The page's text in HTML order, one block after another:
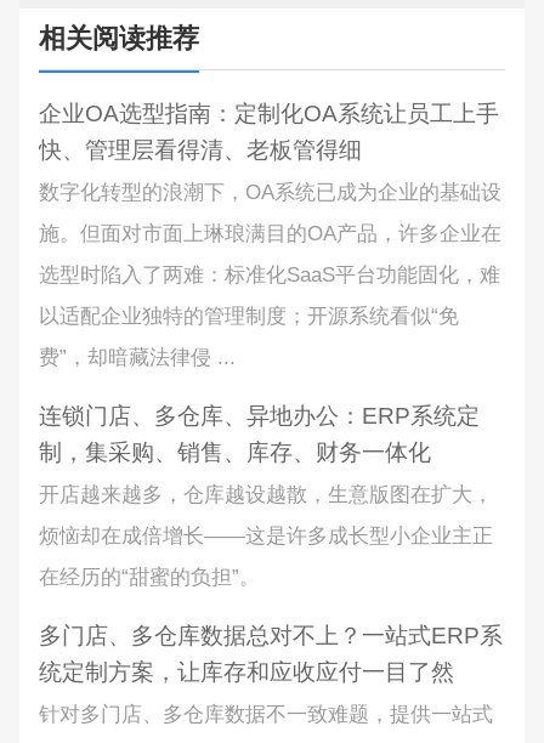
相关阅读推荐
企业OA选型指南：定制化OA系统让员工上手
快、管理层看得清、老板管得细
数字化转型的浪潮下，OA系统已成为企业的基础设
施。但面对市面上琳琅满目的OA产品，许多企业在
选型时陷入了两难：标准化SaaS平台功能固化，难
以适配企业独特的管理制度；开源系统看似“免
费”，却暗藏法律侵 ...
连锁门店、多仓库、异地办公：ERP系统定
制，集采购、销售、库存、财务一体化
开店越来越多，仓库越设越散，生意版图在扩大，
烦恼却在成倍增长——这是许多成长型小企业主正
在经历的“甜蜜的负担”。
多门店、多仓库数据总对不上？一站式ERP系
统定制方案，让库存和应收应付一目了然
针对多门店、多仓库数据不一致难题，提供一站式